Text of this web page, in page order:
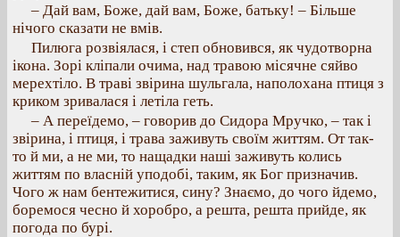
– Дай вам, Боже, дай вам, Боже, батьку! – Більше
нічого сказати не вмів.
Пилюга розвіялася, і степ обновився, як чудотворна
ікона. Зорі кліпали очима, над травою місячне сяйво
мерехтіло. В траві звірина шульгала, наполохана птиця з
криком зривалася і летіла геть.
– А переїдемо, – говорив до Сидора Мручко, – так і
звірина, і птиця, і трава заживуть своїм життям. От так-
то й ми, а не ми, то нащадки наші заживуть колись
життям по власній уподобі, таким, як Бог призначив.
Чого ж нам бентежитися, сину? Знаємо, до чого йдемо,
боремося чесно й хоробро, а решта, решта прийде, як
погода по бурі.